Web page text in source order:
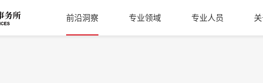
前沿洞察 专业领域 专业人员